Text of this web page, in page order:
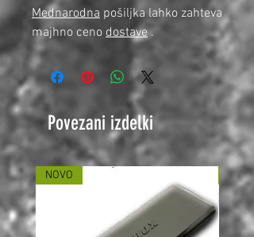
Mednarodna pošiljka lahko zahteva
majhno ceno dostave.
Povezani izdelki
NOVO NOVO